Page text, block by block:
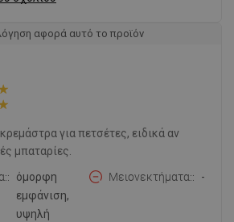
αφορά αυτό το προϊόν
για πετσέτες, ειδικά αν
μπαταρίες.
όμορφη
εμφάνιση,
υψηλή
Μειονεκτήματα: -